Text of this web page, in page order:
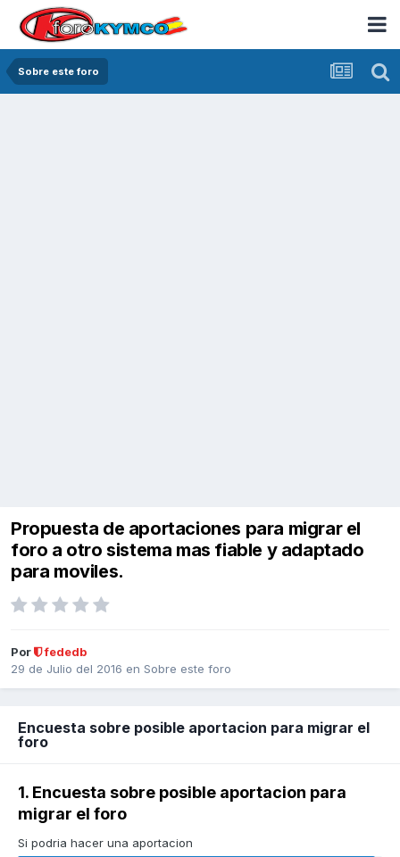
Sobre este foro
Propuesta de aportaciones para migrar el
foro a otro sistema mas fiable y adaptado
para moviles.
Por
fededb
29 de Julio del 2016 en Sobre este foro
Encuesta sobre posible aportacion para migrar el
foro
1. Encuesta sobre posible aportacion para
migrar el foro
Si podria hacer una aportacion